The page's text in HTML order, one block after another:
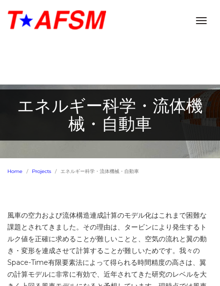
エネルギー科学・流体機
械・自動車
Home Projects エネルギー科学・流体機械・自動車
風車の空力および流体構造連成計算のモデル化はこれまで困難な
課題とされてきました。その理由は、タービンにより発生するト
ルク値を正確に求めることが難しいことと、空気の流れと翼の動
き・変形を連成させて計算することが難しいためです。我々の
Space-Time有限要素法によって得られる時間精度の高さは、翼
の計算モデルに非常に有効で、近年されてきた研究のレベルを大